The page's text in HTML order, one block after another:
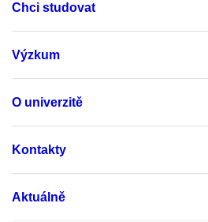
Chci studovat
Výzkum
O univerzitě
Kontakty
Aktuálně